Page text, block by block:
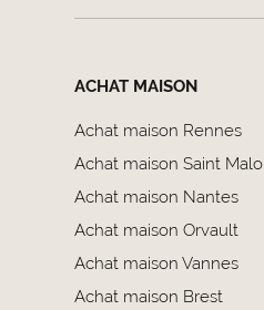
ACHAT MAISON
Achat maison Rennes
Achat maison Saint Malo
Achat maison Nantes
Achat maison Orvault
Achat maison Vannes
Achat maison Brest